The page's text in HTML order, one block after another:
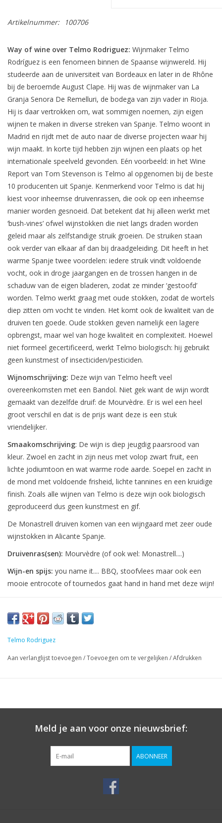
Artikelnummer: 100706
Way of wine over Telmo Rodriguez: Wijnmaker Telmo
Rodríguez is een fenomeen binnen de Spaanse wijnwereld. Hij
studeerde aan de universiteit van Bordeaux en later in de Rhône
bij de beroemde August Clape. Hij was de wijnmaker van La
Granja Senora De Remelluri, de bodega van zijn vader in Rioja.
Hij is daar vertrokken om, wat sommigen noemen, zijn eigen
wijnen te maken in diverse streken van Spanje. Telmo woont in
Madrid en rijdt met de auto naar de diverse projecten waar hij
wijn maakt. In korte tijd hebben zijn wijnen een plaats op het
internationale speelveld gevonden. Eén voorbeeld: in het Wine
Report van Tom Stevenson is Telmo al opgenomen bij de beste
10 producenten uit Spanje. Kenmerkend voor Telmo is dat hij
kiest voor inheemse druivenrassen, die ook op een inheemse
manier worden gesnoeid. Dat betekent dat hij alleen werkt met
‘bush-vines’ ofwel wijnstokken die niet langs draden worden
geleid maar als zelfstandige struik groeien. De struiken staan
ook verder van elkaar af dan bij draadgeleiding. Dit heeft in het
warme Spanje twee voordelen: iedere struik vindt voldoende
vocht, ook in droge jaargangen en de trossen hangen in de
schaduw van de eigen bladeren, zodat ze minder ‘gestoofd’
worden. Telmo werkt graag met oude stokken, zodat de wortels
diep zitten om vocht te vinden. Het komt ook de kwaliteit van de
druiven ten goede. Oude stokken geven namelijk een lagere
opbrengst, maar wel van hoge kwaliteit en complexiteit. Hoewel
niet formeel gecertificeerd, werkt Telmo biologisch: hij gebruikt
geen kunstmest of insecticiden/pesticiden.
Wijnomschrijving: Deze wijn van Telmo heeft veel
overeenkomsten met een Bandol. Niet gek want de wijn wordt
gemaakt van dezelfde druif: de Mourvèdre. Er is wel een heel
groot verschil en dat is de prijs want deze is een stuk
vriendelijker.
Smaakomschrijving: De wijn is diep jeugdig paarsrood van
kleur. Zwoel en zacht in zijn neus met volop zwart fruit, een
lichte jodiumtoon en wat warme rode aarde. Soepel en zacht in
de mond met voldoende frisheid, lichte tannines en een kruidige
finish. Zoals alle wijnen van Telmo is deze wijn ook biologisch
geproduceerd dus geen kunstmest en gif.
De Monastrell druiven komen van een wijngaard met zeer oude
wijnstokken in Alicante Spanje.
Druivenras(sen): Mourvèdre (of ook wel: Monastrell....)
Wijn-en spijs: you name it.... BBQ, stoofvlees maar ook een
mooie entrocote of tournedos gaat hand in hand met deze wijn!
Telmo Rodriguez
Aan verlanglijst toevoegen /Toevoegen om te vergelijken /Afdrukken
Meld je aan voor onze nieuwsbrief:
ABONNEER